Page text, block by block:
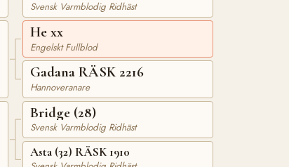
Svensk Varmblodig Ridhäst
He xx
Engelskt Fullblod
Gadana RÄSK 2216
Hannoveranare
Bridge (28)
Svensk Varmblodig Ridhäst
Asta (32) RÄSK 1910